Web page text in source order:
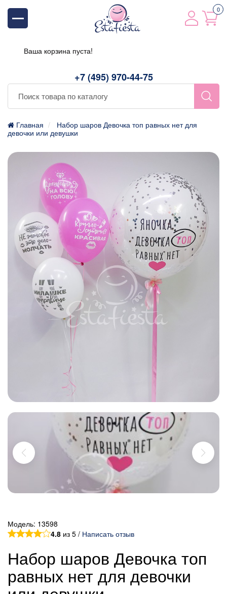
+7 (495) 970-44-75
0
Ваша корзина пуста!
Главная
Набор шаров Девочка топ равных нет для
девочки или девушки
Модель: 13598
4.8 из 5 / Написать отзыв
Набор шаров Девочка топ
равных нет для девочки